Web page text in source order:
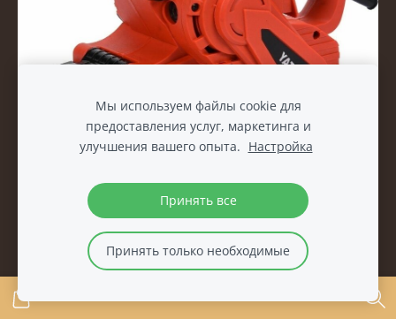
x 533 мм YT-82240 5906083051623
€75.00
Мы используем файлы cookie для
предоставления услуг, маркетинга и
улучшения вашего опыта. Настройка
Принять все
Принять только необходимые